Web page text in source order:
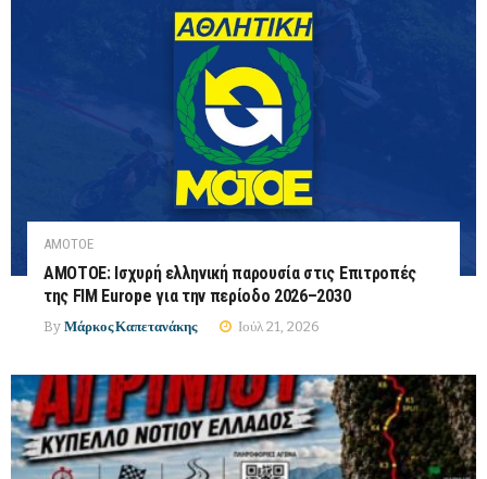
ΑΜΟΤΟΕ
ΑΜΟΤΟΕ: Ισχυρή ελληνική παρουσία στις Επιτροπές
της FIM Europe για την περίοδο 2026–2030
By Μάρκος Καπετανάκης Ιούλ 21, 2026